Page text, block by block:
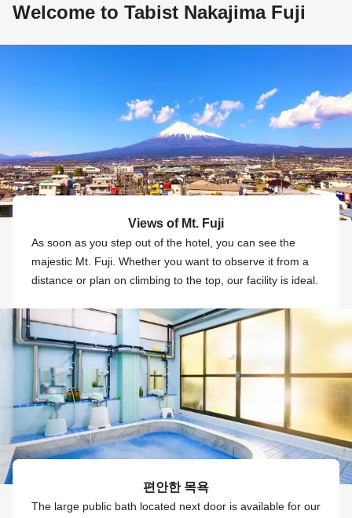
Welcome to Tabist Nakajima Fuji
Views of Mt. Fuji
As soon as you step out of the hotel, you can see the
majestic Mt. Fuji. Whether you want to observe it from a
distance or plan on climbing to the top, our facility is ideal.
편안한 목욕
The large public bath located next door is available for our